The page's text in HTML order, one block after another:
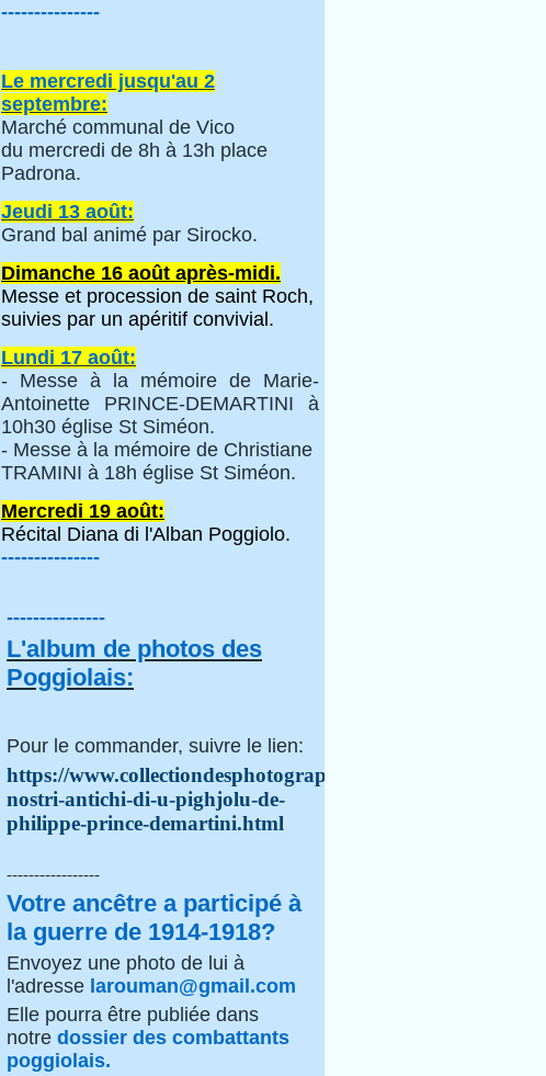
---------------
Le mercredi jusqu'au 2
septembre:
Marché communal de Vico
du mercredi de 8h à 13h place
Padrona.
Jeudi 13 août:
Grand bal animé par Sirocko.
Dimanche 16 août après-midi.
Messe et procession de saint Roch,
suivies par un apéritif convivial.
Lundi 17 août:
- Messe à la mémoire de Marie-
Antoinette PRINCE-DEMARTINI à
10h30 église St Siméon.
- Messe à la mémoire de Christiane
TRAMINI à 18h église St Siméon.
Mercredi 19 août:
Récital Diana di l'Alban Poggiolo.
---------------
---------------
L'album de photos des
Poggiolais:
Pour le commander, suivre le lien:
https://www.collectiondesphotographes.com/i-
nostri-antichi-di-u-pighjolu-de-
philippe-prince-demartini.html
-----------------
Votre ancêtre a participé à
la guerre de 1914-1918?
Envoyez une photo de lui à
l'adresse larouman@gmail.com
Elle pourra être publiée dans
notre dossier des combattants
poggiolais.